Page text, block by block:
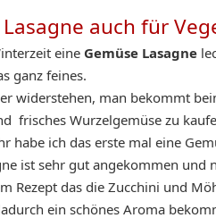
auch für
eine Gemüse Lasagne
ganz feines.
widerstehen, man bekommt
frisches Wurzelgemüse zu
habe ich das erste mal eine
ist sehr gut angekommen und
Rezept das die Zucchini und
ein schönes Aroma